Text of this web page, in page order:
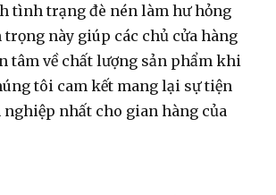
tình trạng đè nén làm hư hỏng
trọng này giúp các chủ cửa hàng
tâm về chất lượng sản phẩm khi
tôi cam kết mang lại sự tiện
nghiệp nhất cho gian hàng của